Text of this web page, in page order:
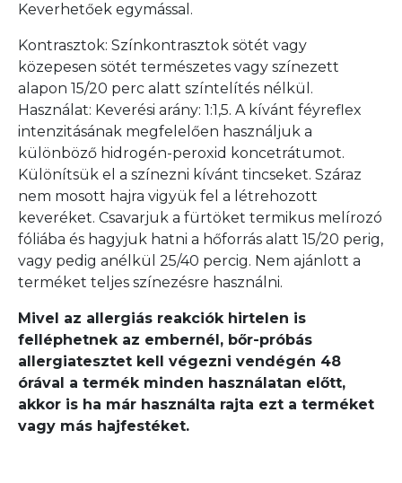
Keverhetőek egymással.
Kontrasztok: Színkontrasztok sötét vagy
közepesen sötét természetes vagy színezett
alapon 15/20 perc alatt színtelítés nélkül.
Használat: Keverési arány: 1:1,5. A kívánt féyreflex
intenzitásának megfelelően használjuk a
különböző hidrogén-peroxid koncetrátumot.
Különítsük el a színezni kívánt tincseket. Száraz
nem mosott hajra vigyük fel a létrehozott
keveréket. Csavarjuk a fürtöket termikus melírozó
fóliába és hagyjuk hatni a hőforrás alatt 15/20 perig,
vagy pedig anélkül 25/40 percig. Nem ajánlott a
terméket teljes színezésre használni.
Mivel az allergiás reakciók hirtelen is
felléphetnek az embernél, bőr-próbás
allergiatesztet kell végezni vendégén 48
órával a termék minden használatan előtt,
akkor is ha már használta rajta ezt a terméket
vagy más hajfestéket.